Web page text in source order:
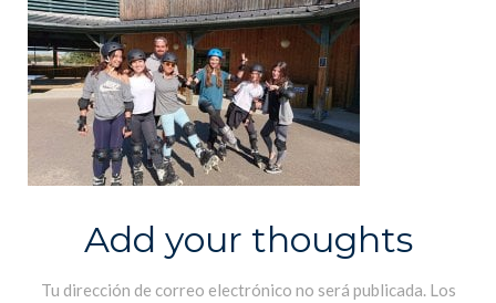
Add your thoughts
Tu dirección de correo electrónico no será publicada. Los